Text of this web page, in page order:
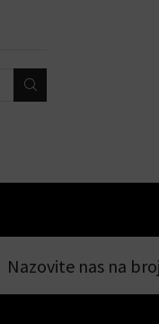
Nazovite nas na